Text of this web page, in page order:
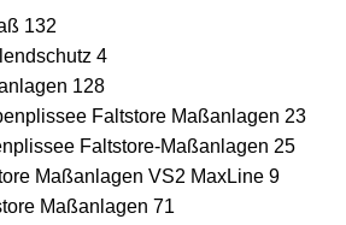
132
4
128
Faltstore Maßanlagen 23
Faltstore-Maßanlagen 25
Maßanlagen VS2 MaxLine 9
Maßanlagen 71